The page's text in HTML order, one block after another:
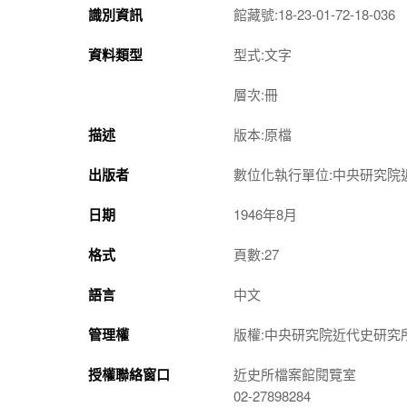
識別資訊 館藏號:18-23-01-72-18-036
資料類型 型式:文字
層次:冊
描述 版本:原檔
出版者 數位化執行單位:中央研究院
日期 1946年8月
格式 頁數:27
語言 中文
管理權 版權:中央研究院近代史研究
授權聯絡窗口
近史所檔案館閱覽室
02-27898284